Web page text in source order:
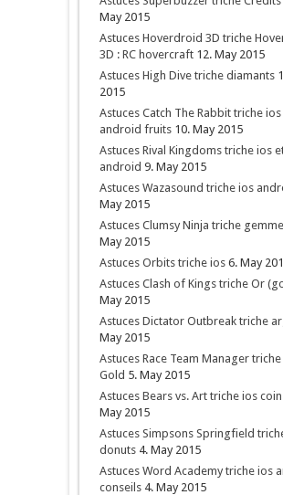
May 2015
Astuces Hoverdroid 3D triche
3D : RC hovercraft 12. May 2015
Astuces High Dive triche diamants
2015
Astuces Catch The Rabbit triche ios
android fruits 10. May 2015
Astuces Rival Kingdoms triche ios
android 9. May 2015
Astuces Wazasound triche ios
May 2015
Astuces Clumsy Ninja triche
May 2015
Astuces Orbits triche ios 6. May
Astuces Clash of Kings triche Or
May 2015
Astuces Dictator Outbreak triche
May 2015
Astuces Race Team Manager
Gold 5. May 2015
Astuces Bears vs. Art triche ios
May 2015
Astuces Simpsons Springfield
donuts 4. May 2015
Astuces Word Academy triche ios
conseils 4. May 2015